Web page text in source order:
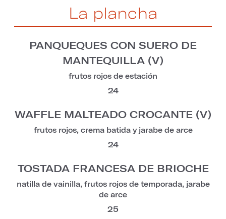
La plancha
PANQUEQUES CON SUERO DE
MANTEQUILLA (V)
frutos rojos de estación
24
WAFFLE MALTEADO CROCANTE (V)
frutos rojos, crema batida y jarabe de arce
24
TOSTADA FRANCESA DE BRIOCHE
natilla de vainilla, frutos rojos de temporada, jarabe
de arce
25